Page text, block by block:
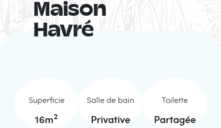
Maison
Havré
Superficie
16m2
Salle de bain
Privative
Toilette
Partagée